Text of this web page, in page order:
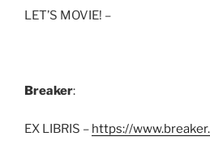
LET’S MOVIE! –
Breaker:
EX LIBRIS – https://